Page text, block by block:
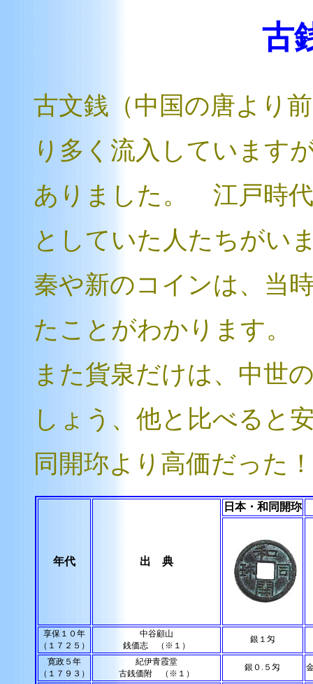
古
古文銭（中国の唐より
り多く流入しています
ありました。 江戸時
としていた人たちがい
秦や新のコインは、当
たことがわかります。
また貨泉だけは、中世
しょう、他と比べると
同開珎より高価だった
年代 出 典
日本・和同開珎
享保１０年
（１７２５）
中谷顧山
銭価志 （※１）
銀１匁
寛政５年
（１７９３）
紀伊青霞堂
古銭価附 （※１）
銀０.５匁